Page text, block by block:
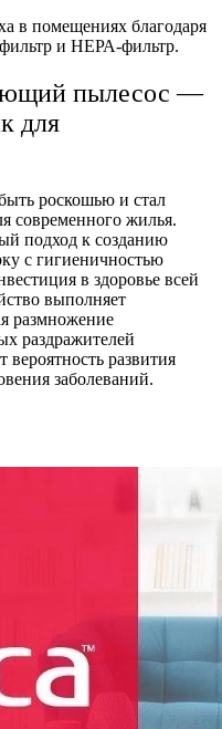
в помещениях благодаря
и НЕРА-фильтр.
пылесос —
для
роскошью и стал
современного жилья.
подход к созданию
с гигиеничностью
в здоровье всей
выполняет
размножение
раздражителей
вероятность развития
заболеваний.